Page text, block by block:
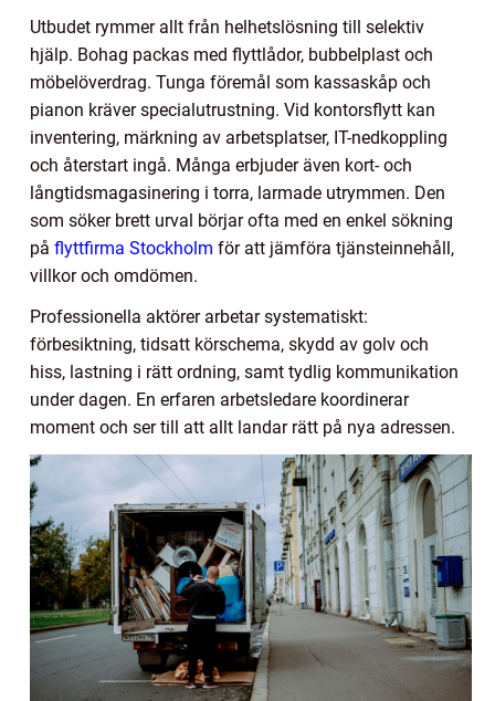
Utbudet rymmer allt från helhetslösning till selektiv
hjälp. Bohag packas med flyttlådor, bubbelplast och
möbelöverdrag. Tunga föremål som kassaskåp och
pianon kräver specialutrustning. Vid kontorsflytt kan
inventering, märkning av arbetsplatser, IT-nedkoppling
och återstart ingå. Många erbjuder även kort- och
långtidsmagasinering i torra, larmade utrymmen. Den
som söker brett urval börjar ofta med en enkel sökning
på flyttfirma Stockholm för att jämföra tjänsteinnehåll,
villkor och omdömen.
Professionella aktörer arbetar systematiskt:
förbesiktning, tidsatt körschema, skydd av golv och
hiss, lastning i rätt ordning, samt tydlig kommunikation
under dagen. En erfaren arbetsledare koordinerar
moment och ser till att allt landar rätt på nya adressen.